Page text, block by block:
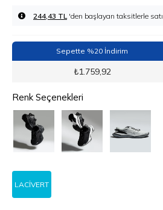
244,43 TL 'den başlayan taksitlerle
Sepette %20 İndirim
₺1.759,92
Renk Seçenekleri
LACİVERT